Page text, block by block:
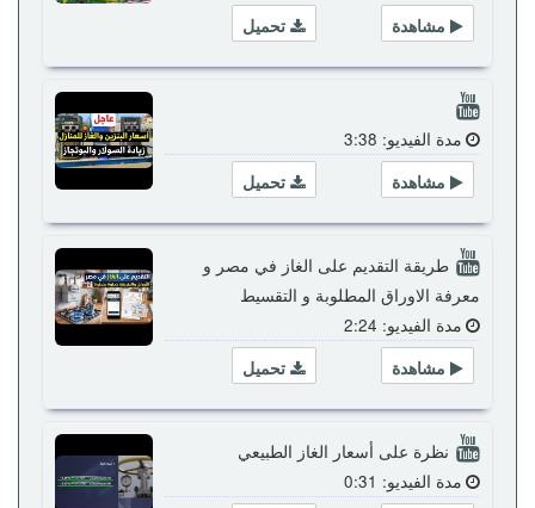
تحميل
مشاهدة
مدة الفيديو: 3:38
تحميل
مشاهدة
طريقة التقديم على الغاز في مصر و
معرفة الاوراق المطلوبة و التقسيط
مدة الفيديو: 2:24
تحميل
مشاهدة
نظرة على أسعار الغاز الطبيعي
مدة الفيديو: 0:31